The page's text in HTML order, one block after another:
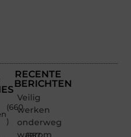
(660
)
RECENTE
BERICHTEN
Veilig
werken
onderweg:
waarom